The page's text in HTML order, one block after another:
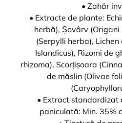
• Zahăr
• Extracte de plante:
herbă), Șovârv
(Serpylli herba),
Islandicus), Rizomi de
rhizoma), Scorțișoara
de măslin (Olivae
• Extract standardizat
paniculată: Min. 35%